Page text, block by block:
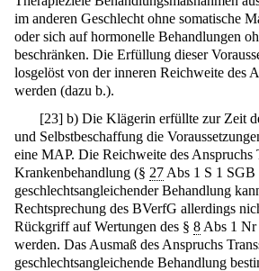
im anderen Geschlecht ohne somatische
oder sich auf hormonelle Behandlungen
beschränken. Die Erfüllung dieser
losgelöst von der inneren Reichweite des
werden (dazu b.).
[23] b) Die Klägerin erfüllte zur Zeit
und Selbstbeschaffung die
eine MAP. Die Reichweite des Anspruchs
Krankenbehandlung (§ 27 Abs 1 S 1
geschlechtsangleichender Behandlung
Rechtsprechung des BVerfG allerdings
Rückgriff auf Wertungen des § 8 Abs 1 Nr
werden. Das Ausmaß des Anspruchs
geschlechtsangleichende Behandlung